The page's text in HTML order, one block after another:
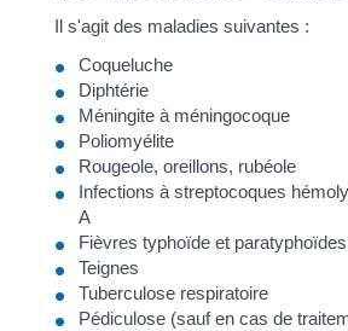
Il s'agit des maladies suivantes :
Coqueluche
Diphtérie
Méningite à méningocoque
Poliomyélite
Rougeole, oreillons, rubéole
Infections à streptocoques
A
Fièvres typhoïde et paratyphoïdes
Teignes
Tuberculose respiratoire
Pédiculose (sauf en cas de